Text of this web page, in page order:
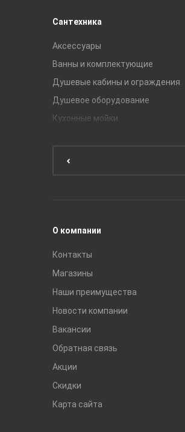
Сантехника
Аксессуары
Ванны и комплектующие
Душевые кабины и ограждения
Душевое оборудование
Кухонные мойки
О компании
Контакты
Магазины
Наши преимущества
Новости компании
Вакансии
Обратная связь
Акции
Скидки
Карта сайта